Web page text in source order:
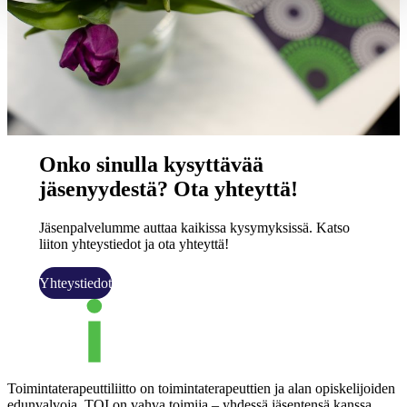
Onko sinulla kysyttävää
jäsenyydestä? Ota yhteyttä!
Jäsenpalvelumme auttaa kaikissa kysymyksissä. Katso
liiton yhteystiedot ja ota yhteyttä!
Yhteystiedot
Toimintaterapeuttiliitto on toimintaterapeuttien ja alan opiskelijoiden